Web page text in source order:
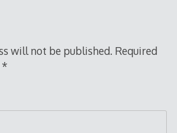
will not be published. Required
*